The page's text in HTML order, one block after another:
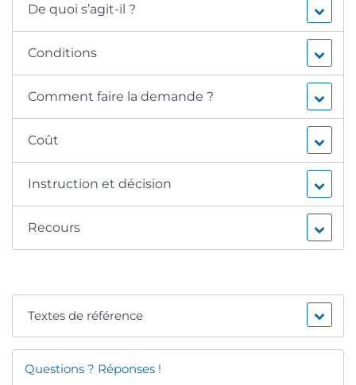
De quoi s’agit-il ?
Conditions
Comment faire la demande ?
Coût
Instruction et décision
Recours
Textes de référence
Questions ? Réponses !